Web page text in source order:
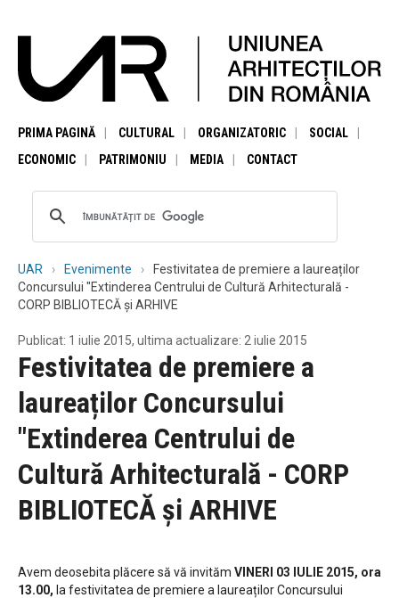
PRIMA PAGINĂ CULTURAL ORGANIZATORIC
SOCIAL
ECONOMIC
PATRIMONIU MEDIA CONTACT
UAR Evenimente
Festivitatea de premiere a laureaților
Concursului "Extinderea Centrului de Cultură Arhitecturală -
CORP BIBLIOTECĂ și ARHIVE
Publicat: 1 iulie 2015, ultima actualizare: 2 iulie 2015
Festivitatea de premiere a
laureaților Concursului
"Extinderea Centrului de
Cultură Arhitecturală - CORP
BIBLIOTECĂ și ARHIVE
Avem deosebita plăcere să vă invităm VINERI 03 IULIE 2015, ora
13.00, la festivitatea de premiere a laureaților Concursului